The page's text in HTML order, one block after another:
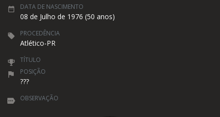
DATA DE NASCIMENTO
08 de Julho de 1976 (50 anos)
PROCEDÊNCIA
Atlético-PR
TÍTULO
POSIÇÃO
???
OBSERVAÇÃO